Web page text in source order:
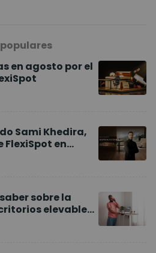
en agosto por el
Sami Khedira,
en
saber sobre la
elevables